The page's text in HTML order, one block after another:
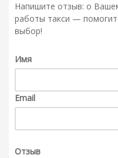
Напишите отзыв: о
работы такси —
выбор!
Имя
Email
Отзыв